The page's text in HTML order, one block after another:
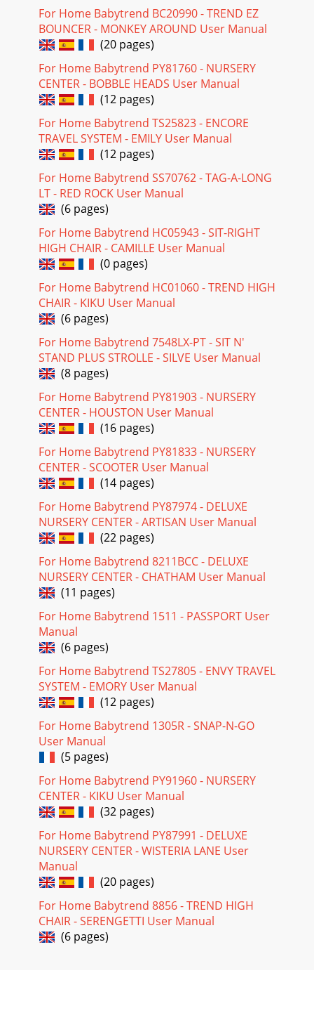
For Home Babytrend BC20990 - TREND EZ
BOUNCER - MONKEY AROUND User Manual
(20 pages)
For Home Babytrend PY81760 - NURSERY
CENTER - BOBBLE HEADS User Manual
(12 pages)
For Home Babytrend TS25823 - ENCORE
TRAVEL SYSTEM - EMILY User Manual
(12 pages)
For Home Babytrend SS70762 - TAG-A-LONG
LT - RED ROCK User Manual
(6 pages)
For Home Babytrend HC05943 - SIT-RIGHT
HIGH CHAIR - CAMILLE User Manual
(0 pages)
For Home Babytrend HC01060 - TREND HIGH
CHAIR - KIKU User Manual
(6 pages)
For Home Babytrend 7548LX-PT - SIT N'
STAND PLUS STROLLE - SILVE User Manual
(8 pages)
For Home Babytrend PY81903 - NURSERY
CENTER - HOUSTON User Manual
(16 pages)
For Home Babytrend PY81833 - NURSERY
CENTER - SCOOTER User Manual
(14 pages)
For Home Babytrend PY87974 - DELUXE
NURSERY CENTER - ARTISAN User Manual
(22 pages)
For Home Babytrend 8211BCC - DELUXE
NURSERY CENTER - CHATHAM User Manual
(11 pages)
For Home Babytrend 1511 - PASSPORT User
Manual
(6 pages)
For Home Babytrend TS27805 - ENVY TRAVEL
SYSTEM - EMORY User Manual
(12 pages)
For Home Babytrend 1305R - SNAP-N-GO
User Manual
(5 pages)
For Home Babytrend PY91960 - NURSERY
CENTER - KIKU User Manual
(32 pages)
For Home Babytrend PY87991 - DELUXE
NURSERY CENTER - WISTERIA LANE User
Manual
(20 pages)
For Home Babytrend 8856 - TREND HIGH
CHAIR - SERENGETTI User Manual
(6 pages)